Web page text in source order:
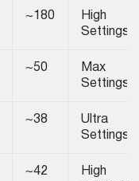
~180
High
Settings
~50
Max
Settings
~38
Ultra
Settings
~42
High